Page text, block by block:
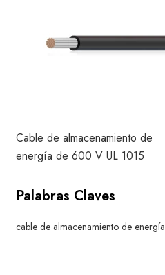
Cable de almacenamiento de
energía de 600 V UL 1015
Palabras Claves
cable de almacenamiento de energía